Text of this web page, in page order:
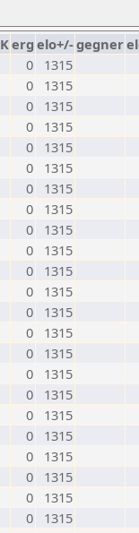
Kerg elo+/-gegner
0
1315
0
1315
0
1315
0
1315
0
1315
0
1315
0
1315
0
1315
0
1315
0
1315
0
1315
0
1315
0
1315
0
1315
0
1315
0
1315
0
1315
0
1315
0
1315
0
1315
0
1315
0
1315
0
1315